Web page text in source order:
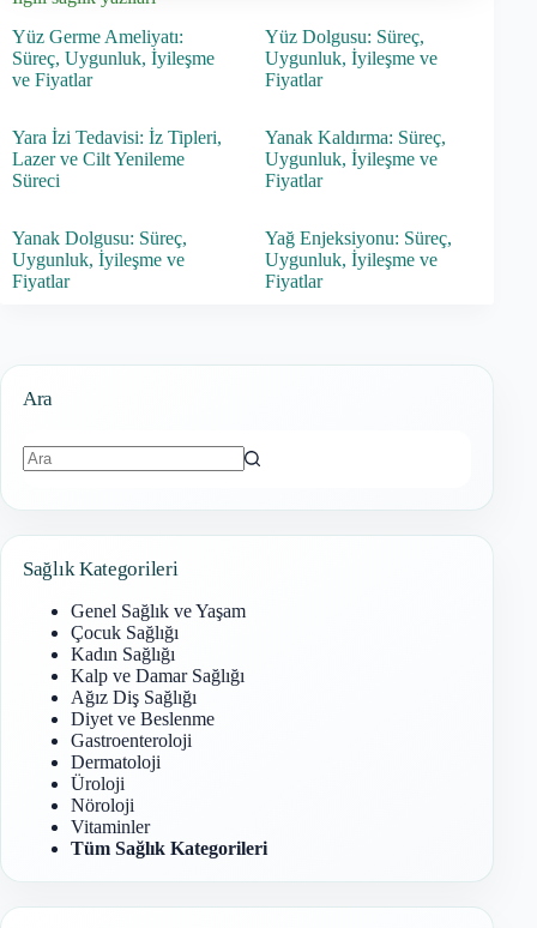
Yüz Germe Ameliyatı:
Süreç, Uygunluk, İyileşme
ve Fiyatlar
Yüz Dolgusu: Süreç,
Uygunluk, İyileşme ve
Fiyatlar
Yara İzi Tedavisi: İz Tipleri,
Lazer ve Cilt Yenileme
Süreci
Yanak Kaldırma: Süreç,
Uygunluk, İyileşme ve
Fiyatlar
Yanak Dolgusu: Süreç,
Uygunluk, İyileşme ve
Fiyatlar
Yağ Enjeksiyonu: Süreç,
Uygunluk, İyileşme ve
Fiyatlar
Ara
Sağlık Kategorileri
Genel Sağlık ve Yaşam
Çocuk Sağlığı
Kadın Sağlığı
Kalp ve Damar Sağlığı
Ağız Diş Sağlığı
Diyet ve Beslenme
Gastroenteroloji
Dermatoloji
Üroloji
Nöroloji
Vitaminler
Tüm Sağlık Kategorileri